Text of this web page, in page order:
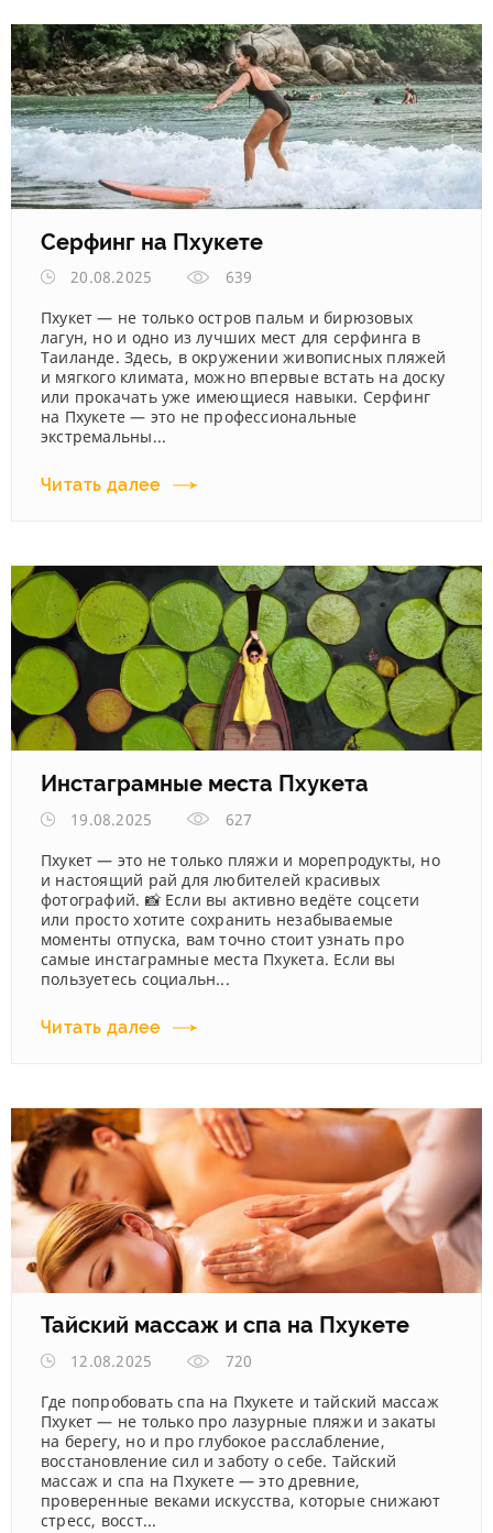
Серфинг на Пхукете
20.08.2025
639
Пхукет — не только остров пальм и бирюзовых
лагун, но и одно из лучших мест для серфинга в
Таиланде. Здесь, в окружении живописных пляжей
и мягкого климата, можно впервые встать на доску
или прокачать уже имеющиеся навыки. Серфинг
на Пхукете — это не профессиональные
экстремальны...
Читать далее
Инстаграмные места Пхукета
19.08.2025
627
Пхукет — это не только пляжи и морепродукты, но
и настоящий рай для любителей красивых
фотографий. 📸 Если вы активно ведёте соцсети
или просто хотите сохранить незабываемые
моменты отпуска, вам точно стоит узнать про
самые инстаграмные места Пхукета. Если вы
пользуетесь социальн...
Читать далее
Тайский массаж и спа на Пхукете
12.08.2025
720
Где попробовать спа на Пхукете и тайский массаж
Пхукет — не только про лазурные пляжи и закаты
на берегу, но и про глубокое расслабление,
восстановление сил и заботу о себе. Тайский
массаж и спа на Пхукете — это древние,
проверенные веками искусства, которые снижают
стресс, восст...